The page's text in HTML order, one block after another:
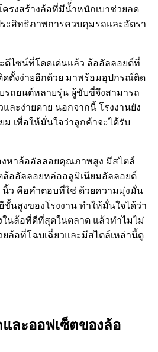
รงสร้างล้อที่มีน้ำหนักเบาช่วยลด
ะสิทธิภาพการควบคุมรถและอัตรา
ไซน์ที่โดดเด่นแล้ว ล้ออัลลอยด์ที่
ดตั้งง่ายอีกด้วย มาพร้อมอุปกรณ์ติด
รถยนต์หลายรุ่น ผู้ขับขี่จึงสามารถ
และง่ายดาย นอกจากนี้ โรงงานยัง
ม เพื่อให้มั่นใจว่าลูกค้าจะได้รับ
หาล้ออัลลอยคุณภาพสูง มีสไตล์
ล้ออัลลอยหล่ออลูมิเนียมอัลลอยด์
นิ้ว คือคำตอบที่ใช่ ด้วยความมุ่งมั่น
นสูงของโรงงาน ทำให้มั่นใจได้ว่า
ในล้อที่ดีที่สุดในตลาด แล้วทำไมไม่
ล้อที่โฉบเฉี่ยวและมีสไตล์เหล่านี้ดู
ละออฟเซ็ตของล้อ